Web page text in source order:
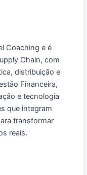
Coaching e é
Chain, com
distribuição e
Financeira,
e tecnologia
que integram
transformar
reais.